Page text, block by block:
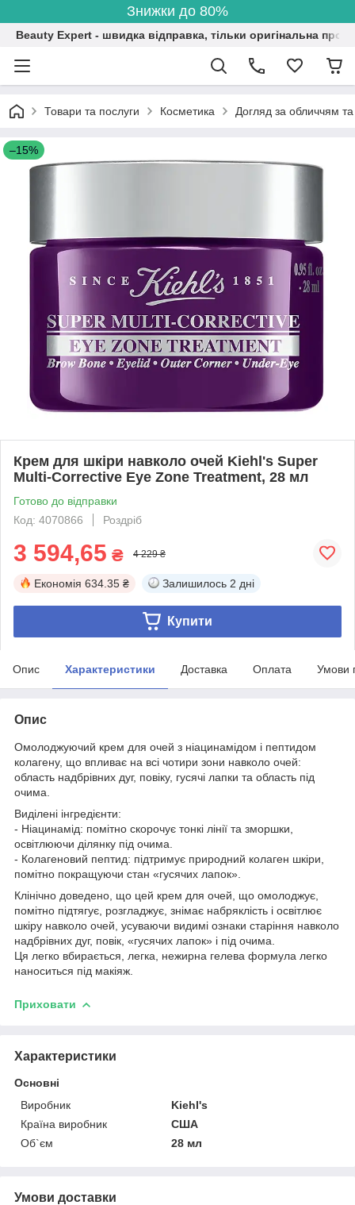
Знижки до 80%
Beauty Expert - швидка відправка, тільки оригінальна
Товари та послуги Косметика Догляд за обличчям
–15%
Крем для шкіри навколо очей Kiehl's Super
Multi-Corrective Eye Zone Treatment, 28 мл
Готово до відправки
Код: 4070866
Роздріб
3 594,65 ₴ 4 229 ₴
Економія 634.35 ₴ Залишилось 2 дні
Купити
Опис Характеристики Доставка Оплата Умови
Опис
Омолоджуючий крем для очей з ніацинамідом і пептидом
колагену, що впливає на всі чотири зони навколо очей:
область надбрівних дуг, повіку, гусячі лапки та область під
очима.
Виділені інгредієнти:
- Ніацинамід: помітно скорочує тонкі лінії та зморшки,
освітлюючи ділянку під очима.
- Колагеновий пептид: підтримує природний колаген шкіри,
помітно покращуючи стан «гусячих лапок».
Клінічно доведено, що цей крем для очей, що омолоджує,
помітно підтягує, розгладжує, знімає набряклість і освітлює
шкіру навколо очей, усуваючи видимі ознаки старіння навколо
надбрівних дуг, повік, «гусячих лапок» і під очима.
Ця легко вбирається, легка, нежирна гелева формула легко
наноситься під макіяж.
Приховати
Характеристики
Основні
Виробник
Kiehl's
Країна виробник
США
Об`єм
28 мл
Умови доставки